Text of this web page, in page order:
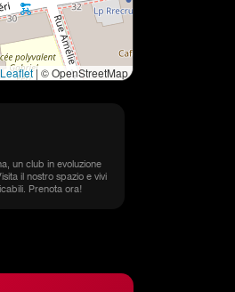
Leaflet | © OpenStreetMap
un club in evoluzione
il nostro spazio e vivi
Prenota ora!